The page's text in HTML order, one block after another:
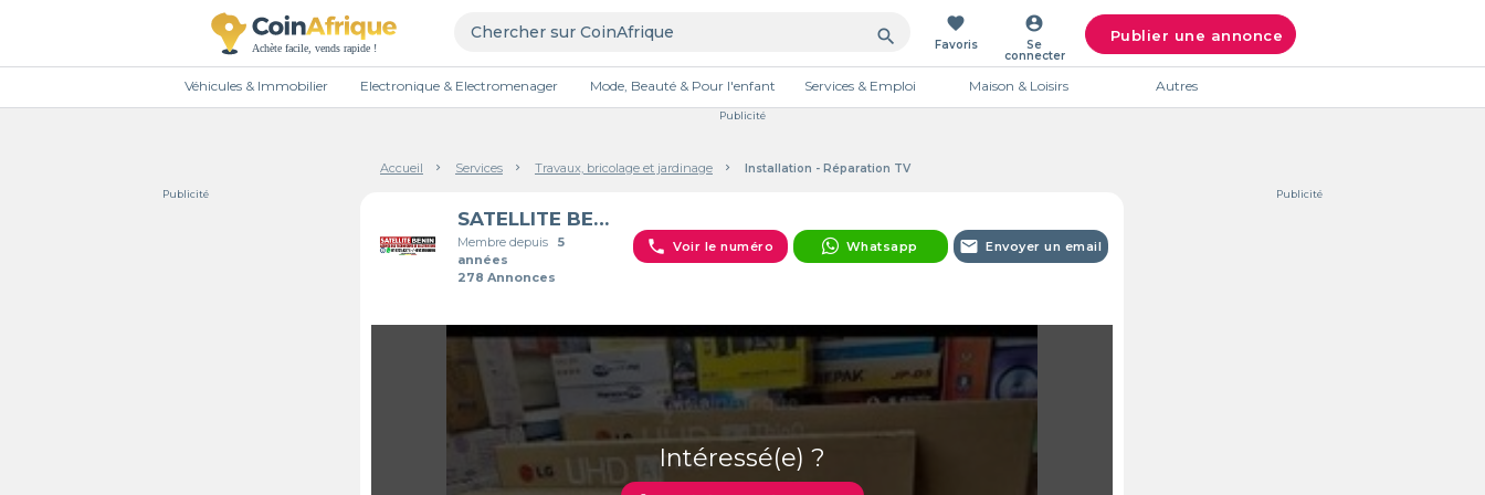
search
favorite
Favoris
account_circle
Se
connecter
Publier une annonce
Véhicules & Immobilier Electronique & Electromenager Mode, Beauté & Pour l'enfant Services & Emploi Maison & Loisirs Autres
Publicité
Accueil Services Travaux, bricolage et jardinage Installation - Réparation TV
Publicité
SATELLITE BENIN ( AGENCE DES T
Membre depuis5
années
278 Annonces
phone Voir le numéro Whatsapp email Envoyer un email
Intéressé(e) ?
Publicité